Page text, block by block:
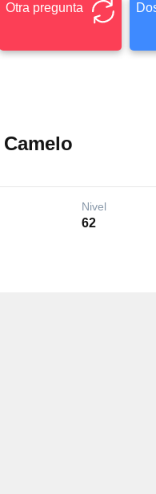
Otra pregunta
Nivel
62